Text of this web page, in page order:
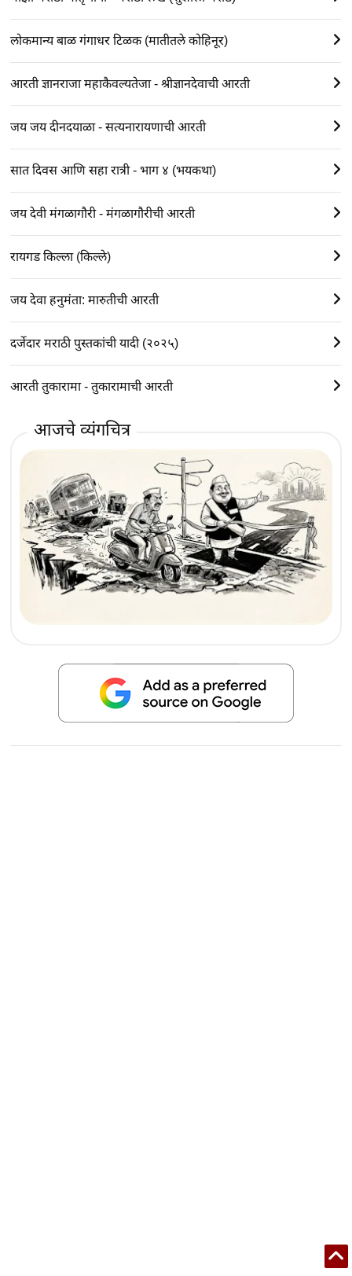
लोकमान्य बाळ गंगाधर टिळक (मातीतले कोहिनूर)
आरती ज्ञानराजा महाकैवल्यतेजा - श्रीज्ञानदेवाची आरती
जय जय दीनदयाळा - सत्यनारायणाची आरती
सात दिवस आणि सहा रात्री - भाग ४ (भयकथा)
जय देवी मंगळागौरी - मंगळागौरीची आरती
रायगड किल्ला (किल्ले)
जय देवा हनुमंता: मारुतीची आरती
दर्जेदार मराठी पुस्तकांची यादी (२०२५)
आरती तुकारामा - तुकारामाची आरती
आजचे व्यंगचित्र